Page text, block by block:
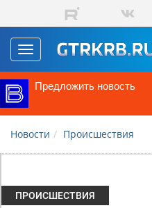
Перейти к основному содержанию
Toggle
navigation
Предложить новость
Новости Происшествия
ПРОИСШЕСТВИЯ